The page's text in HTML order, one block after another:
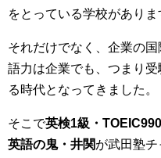
をとっている学校がありま
それだけでなく、企業の
語力は企業でも、つまり受
る時代となってきました。
そこで英検1級・
英語の鬼・井関が武田塾チ